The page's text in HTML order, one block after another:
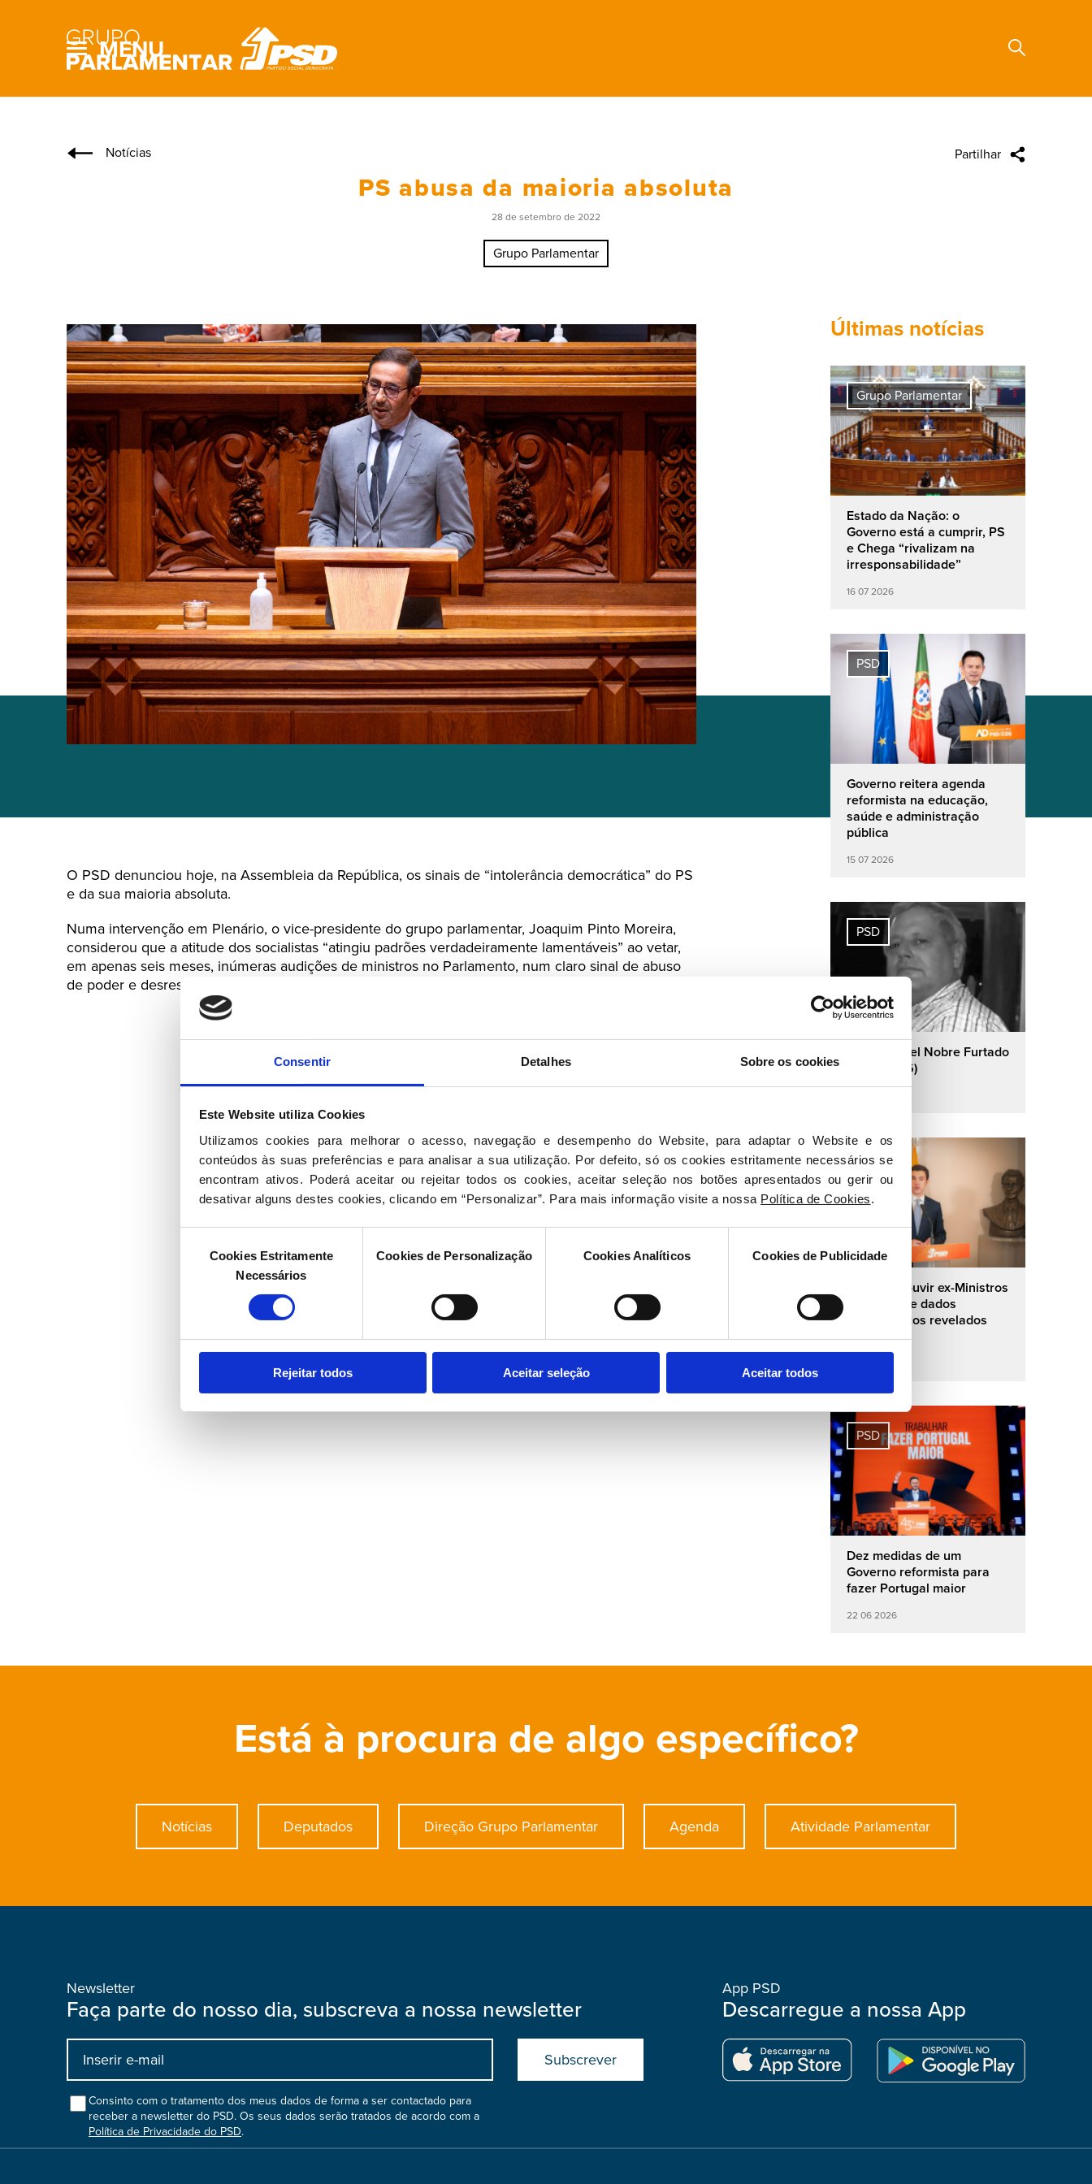
Consentir Detalhes Sobre os cookies
Este Website utiliza Cookies
Utilizamos cookies para melhorar o acesso, navegação e desempenho do Website, para adaptar o Website e os
conteúdos às suas preferências e para analisar a sua utilização. Por defeito, só os cookies estritamente necessários se
encontram ativos. Poderá aceitar ou rejeitar todos os cookies, aceitar seleção nos botões apresentados ou gerir ou
desativar alguns destes cookies, clicando em “Personalizar”. Para mais informação visite a nossa Política de Cookies.
consentimento
Cookies Estritamente
Necessários
Cookies de Personalização Cookies Analíticos Cookies de Publicidade
Rejeitar todos Aceitar seleção Aceitar todos
MENU
Notícias Partilhar
PS abusa da maioria absoluta
28 de setembro de 2022
Grupo Parlamentar
Últimas notícias
Grupo Parlamentar
Estado da Nação: o
Governo está a cumprir, PS
e Chega “rivalizam na
irresponsabilidade”
16 07 2026
PSD
Governo reitera agenda
reformista na educação,
saúde e administração
pública
15 07 2026
PSD
José Manuel Nobre Furtado
(1944-2026)
PSD
PSD quer ouvir ex-Ministros
do PS sobre dados
demográficos revelados
pelo INE
PSD
Dez medidas de um
Governo reformista para
fazer Portugal maior
22 06 2026
O PSD denunciou hoje, na Assembleia da República, os sinais de “intolerância democrática” do PS
e da sua maioria absoluta.
Numa intervenção em Plenário, o vice-presidente do grupo parlamentar, Joaquim Pinto Moreira,
considerou que a atitude dos socialistas “atingiu padrões verdadeiramente lamentáveis” ao vetar,
em apenas seis meses, inúmeras audições de ministros no Parlamento, num claro sinal de abuso
de poder e desrespeito pela instituição parlamentar.
Está à procura de algo específico?
Notícias Deputados Direção Grupo Parlamentar Agenda Atividade Parlamentar
Newsletter
Faça parte do nosso dia, subscreva a nossa newsletter
Input
bootstrap
colConsinto com o tratamento dos meus dados de forma a ser contactado para
receber a newsletter do PSD. Os seus dados serão tratados de acordo com a
Política de Privacidade do PSD.
Submit
boostrap
App PSD
Descarregue a nossa App